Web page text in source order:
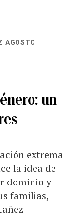
AGOSTO
un
extrema
la idea de
dominio y
familias,